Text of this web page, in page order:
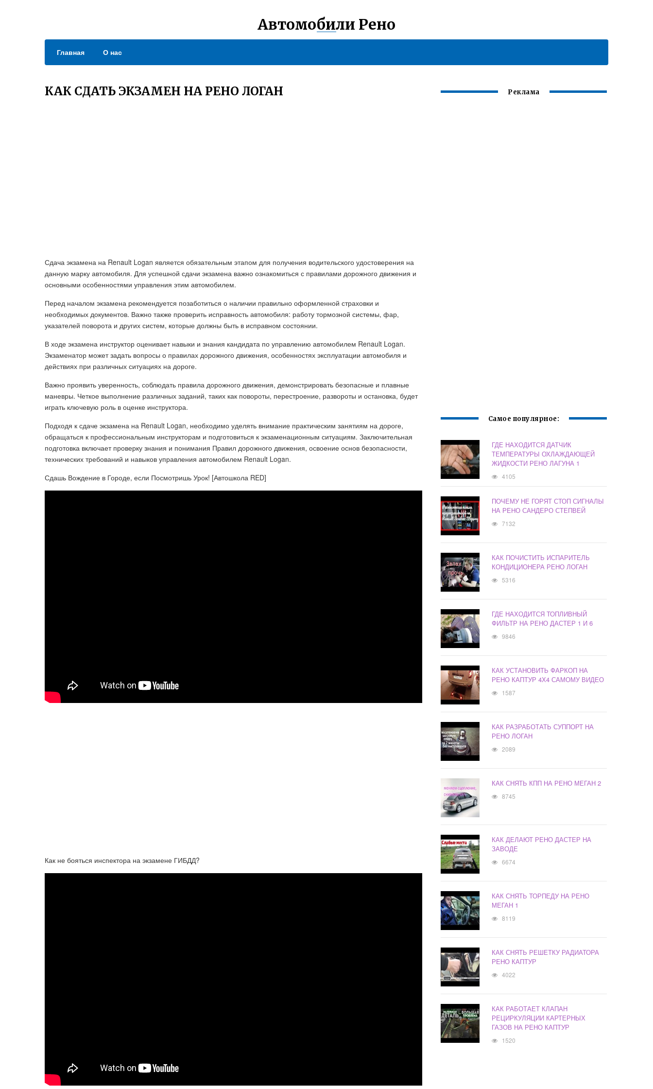
Автомобили Рено
Главная О нас
КАК СДАТЬ ЭКЗАМЕН НА РЕНО ЛОГАН
Сдача экзамена на Renault Logan является обязательным этапом для получения водительского удостоверения на
данную марку автомобиля. Для успешной сдачи экзамена важно ознакомиться с правилами дорожного движения и
основными особенностями управления этим автомобилем.
Перед началом экзамена рекомендуется позаботиться о наличии правильно оформленной страховки и
необходимых документов. Важно также проверить исправность автомобиля: работу тормозной системы, фар,
указателей поворота и других систем, которые должны быть в исправном состоянии.
В ходе экзамена инструктор оценивает навыки и знания кандидата по управлению автомобилем Renault Logan.
Экзаменатор может задать вопросы о правилах дорожного движения, особенностях эксплуатации автомобиля и
действиях при различных ситуациях на дороге.
Важно проявить уверенность, соблюдать правила дорожного движения, демонстрировать безопасные и плавные
маневры. Четкое выполнение различных заданий, таких как повороты, перестроение, развороты и остановка, будет
играть ключевую роль в оценке инструктора.
Подходя к сдаче экзамена на Renault Logan, необходимо уделять внимание практическим занятиям на дороге,
обращаться к профессиональным инструкторам и подготовиться к экзаменационным ситуациям. Заключительная
подготовка включает проверку знания и понимания Правил дорожного движения, освоение основ безопасности,
технических требований и навыков управления автомобилем Renault Logan.
Сдашь Вождение в Городе, если Посмотришь Урок! [Автошкола RED]
Как не бояться инспектора на экзамене ГИБДД?
Реклама
Самое популярное:
ГДЕ НАХОДИТСЯ ДАТЧИК
ТЕМПЕРАТУРЫ ОХЛАЖДАЮЩЕЙ
ЖИДКОСТИ РЕНО ЛАГУНА 1
4105
ПОЧЕМУ НЕ ГОРЯТ СТОП СИГНАЛЫ
НА РЕНО САНДЕРО СТЕПВЕЙ
7132
КАК ПОЧИСТИТЬ ИСПАРИТЕЛЬ
КОНДИЦИОНЕРА РЕНО ЛОГАН
5316
ГДЕ НАХОДИТСЯ ТОПЛИВНЫЙ
ФИЛЬТР НА РЕНО ДАСТЕР 1 И 6
9846
КАК УСТАНОВИТЬ ФАРКОП НА
РЕНО КАПТУР 4Х4 САМОМУ ВИДЕО
1587
КАК РАЗРАБОТАТЬ СУППОРТ НА
РЕНО ЛОГАН
2089
КАК СНЯТЬ КПП НА РЕНО МЕГАН 2
8745
КАК ДЕЛАЮТ РЕНО ДАСТЕР НА
ЗАВОДЕ
6674
КАК СНЯТЬ ТОРПЕДУ НА РЕНО
МЕГАН 1
8119
КАК СНЯТЬ РЕШЕТКУ РАДИАТОРА
РЕНО КАПТУР
4022
КАК РАБОТАЕТ КЛАПАН
РЕЦИРКУЛЯЦИИ КАРТЕРНЫХ
ГАЗОВ НА РЕНО КАПТУР
1520